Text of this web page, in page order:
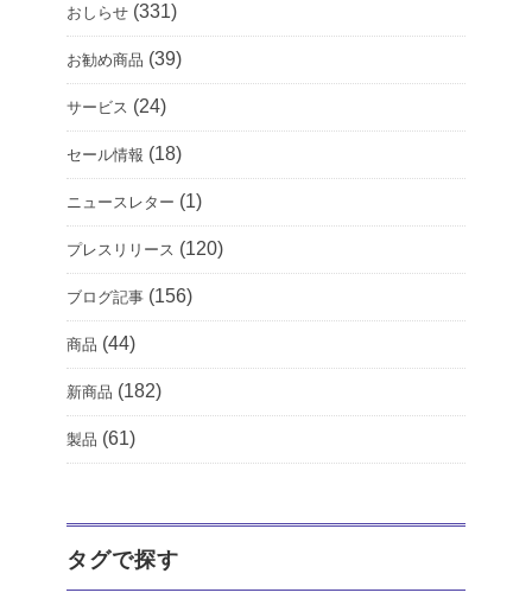
おしらせ (331)
お勧め商品 (39)
サービス (24)
セール情報 (18)
ニュースレター (1)
プレスリリース (120)
ブログ記事 (156)
商品 (44)
新商品 (182)
製品 (61)
タグで探す